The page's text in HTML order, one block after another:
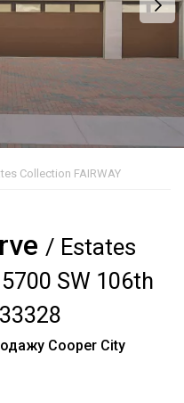
Collection FAIRWAY
/ Estates
SW 106th
Cooper City